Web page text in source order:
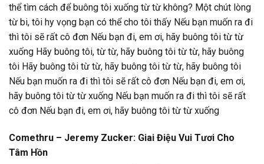
thể tìm cách để buông tôi xuống từ từ không? Một chút lòng
từ bi, tôi hy vọng bạn có thể cho tôi thấy Nếu bạn muốn ra đi
thì tôi sẽ rất cô đơn Nếu bạn đi, em ơi, hãy buông tôi từ từ
xuống Hãy buông tôi, từ từ, hãy buông tôi từ từ, hãy buông
tôi Hãy buông tôi từ từ, hãy buông tôi từ từ, hãy buông tôi
Nếu bạn muốn ra đi thì tôi sẽ rất cô đơn Nếu bạn đi, em ơi,
hãy buông tôi từ từ xuống Nếu bạn muốn ra đi thì tôi sẽ rất
cô đơn Nếu bạn đi, em ơi, hãy buông tôi từ từ xuống
Comethru – Jeremy Zucker: Giai Điệu Vui Tươi Cho
Tâm Hồn